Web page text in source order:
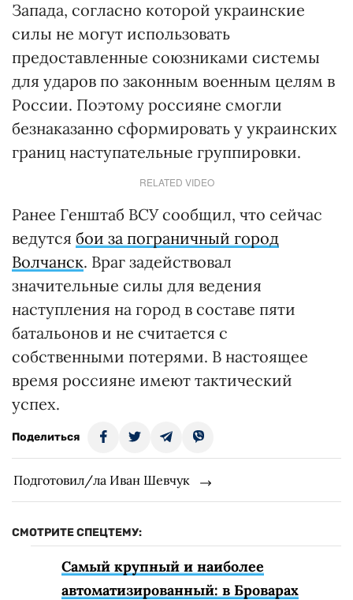
Запада, согласно которой украинские
силы не могут использовать
предоставленные союзниками системы
для ударов по законным военным целям в
России. Поэтому россияне смогли
безнаказанно сформировать у украинских
границ наступательные группировки.
RELATED VIDEO
Ранее Генштаб ВСУ сообщил, что сейчас
ведутся бои за пограничный город
Волчанск. Враг задействовал
значительные силы для ведения
наступления на город в составе пяти
батальонов и не считается с
собственными потерями. В настоящее
время россияне имеют тактический
успех.
Поделиться
Подготовил/ла Иван Шевчук
СМОТРИТЕ СПЕЦТЕМУ:
Самый крупный и наиболее
автоматизированный: в Броварах